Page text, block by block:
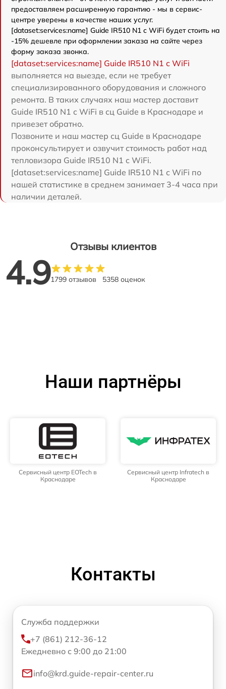
предоставляем расширенную гарантию - мы в сервис-
центре уверены в качестве наших услуг.
[dataset:services:name] Guide IR510 N1 c WiFi будет стоить на
-15% дешевле при оформлении заказа на сайте через
форму заказа звонка.
[dataset:services:name] Guide IR510 N1 c WiFi
выполняется на выезде, если не требует
специализированного оборудования и сложного
ремонта. В таких случаях наш мастер доставит
Guide IR510 N1 c WiFi в сц Guide в Краснодаре и
привезет обратно.
Позвоните и наш мастер сц Guide в Краснодаре
проконсультирует и озвучит стоимость работ над
тепловизора Guide IR510 N1 c WiFi.
[dataset:services:name] Guide IR510 N1 c WiFi по
нашей статистике в среднем занимает 3-4 часа при
наличии деталей.
Отзывы клиентов
4.91799 отзывов 5358 оценок
Наши партнёры
Сервисный центр EOTech в
Краснодаре
Сервисный центр Infratech в
Краснодаре
Контакты
Служба поддержки
+7 (861) 212-36-12
Ежедневно с 9:00 до 21:00
info@krd.guide-repair-center.ru